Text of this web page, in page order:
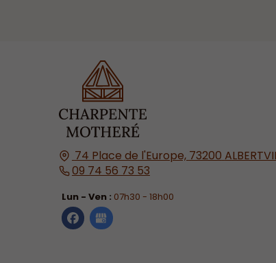
74 Place de l'Europe, 73200
09 74 56 73 53
Lun - Ven : 07h30 - 18h00